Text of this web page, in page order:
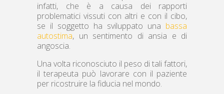
infatti, che è a causa dei rapporti
problematici vissuti con altri e con il cibo,
se il soggetto ha sviluppato una bassa
autostima, un sentimento di ansia e di
angoscia.
Una volta riconosciuto il peso di tali fattori,
il terapeuta può lavorare con il paziente
per ricostruire la fiducia nel mondo.